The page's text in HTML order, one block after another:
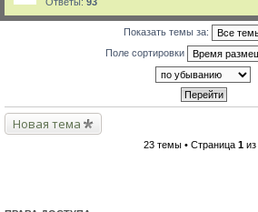
Показать темы за:
Поле сортировки
Новая тема
23 темы • Страница 1из